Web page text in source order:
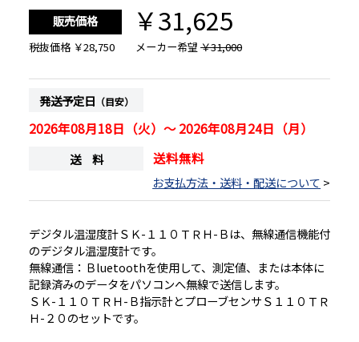
販売価格 ￥31,625
税抜価格 ￥28,750 メーカー希望￥31,000
発送予定日 （目安）
2026年08月18日（火）～ 2026年08月24日（月）
送 料 送料無料
お支払方法・送料・配送について >
デジタル温湿度計ＳＫ-１１０ＴＲＨ-Ｂは、無線通信機能付
のデジタル温湿度計です。
無線通信：Ｂluetoothを使用して、測定値、または本体に
記録済みのデータをパソコンへ無線で送信します。
ＳＫ-１１０ＴＲＨ-Ｂ指示計とプローブセンサＳ１１０ＴＲ
Ｈ-２０のセットです。